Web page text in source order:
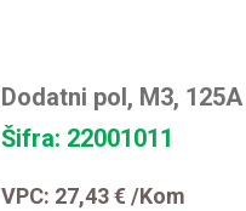
Dodatni pol, M3, 125A
Šifra: 22001011
VPC: 27,43€ /Kom